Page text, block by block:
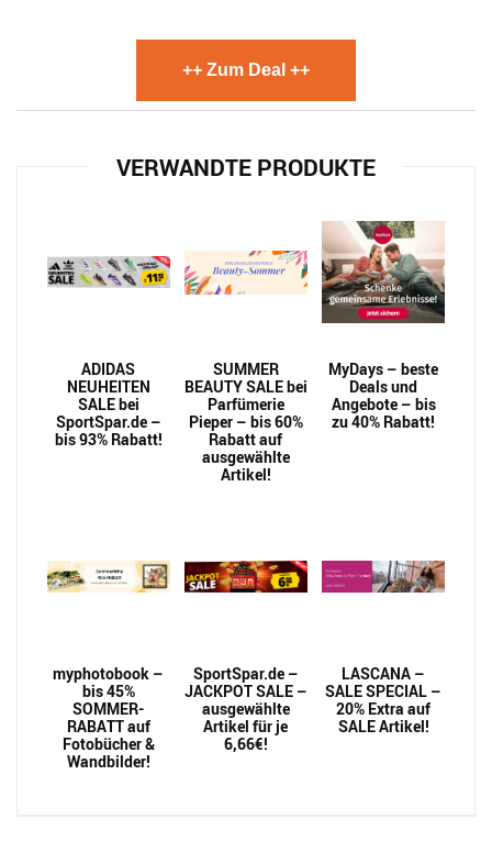
++ Zum Deal ++
VERWANDTE PRODUKTE
ADIDAS
NEUHEITEN
SALE bei
SportSpar.de –
bis 93% Rabatt!
SUMMER
BEAUTY SALE bei
Parfümerie
Pieper – bis 60%
Rabatt auf
ausgewählte
Artikel!
MyDays – beste
Deals und
Angebote – bis
zu 40% Rabatt!
myphotobook –
bis 45%
SOMMER-
RABATT auf
Fotobücher &
Wandbilder!
SportSpar.de –
JACKPOT SALE –
ausgewählte
Artikel für je
6,66€!
LASCANA –
SALE SPECIAL –
20% Extra auf
SALE Artikel!